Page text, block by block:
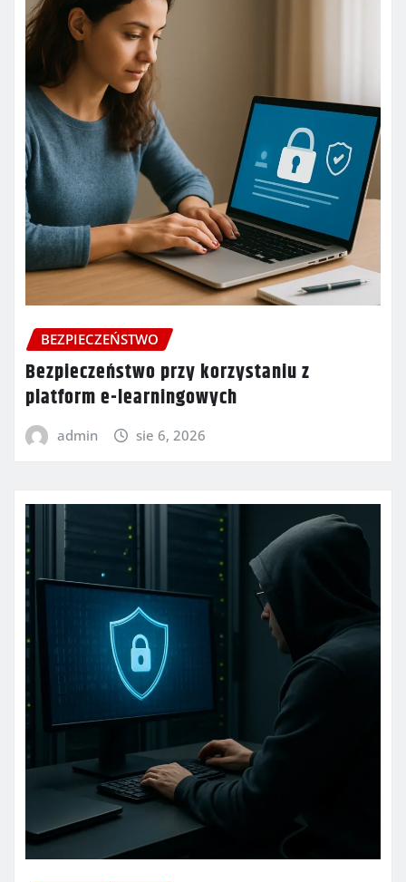
BEZPIECZEŃSTWO
Bezpieczeństwo przy korzystaniu z
platform e-learningowych
admin sie 6, 2026